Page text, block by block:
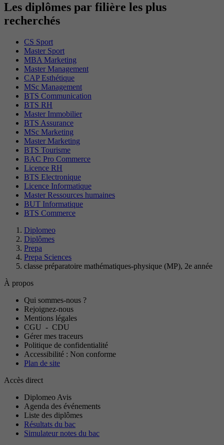
Les diplômes par filière les plus
recherchés
CS Sport
Master Sport
MBA Marketing
Master Management
CAP Esthétique
MSc Management
BTS Communication
BTS RH
Master Immobilier
BTS Assurance
MSc Marketing
Master Marketing
BTS Tourisme
BAC Pro Commerce
Licence RH
BTS Electronique
Licence Informatique
Master Ressources humaines
BUT Informatique
BTS Commerce
Diplomeo
Diplômes
Prepa
Prepa Sciences
classe préparatoire mathématiques-physique (MP), 2e année
À propos
Qui sommes-nous ?
Rejoignez-nous
Mentions légales
CGU - CDU
Gérer mes traceurs
Politique de confidentialité
Accessibilité : Non conforme
Plan de site
Accès direct
Diplomeo Avis
Agenda des événements
Liste des diplômes
Résultats du bac
Simulateur notes du bac